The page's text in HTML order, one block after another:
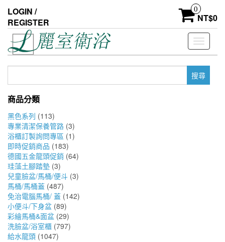
the
content
LOGIN /
REGISTER
0
NT$0
Toggle
鍵
商品分類
黑色系列 (113)
專業清潔保養管路 (3)
浴櫃訂製詢問專區 (1)
即時促銷商品 (183)
德國五金龍頭促銷 (64)
珪藻土腳踏墊 (3)
兒童臉盆/馬桶/便斗 (3)
馬桶/馬桶蓋 (487)
免治電腦馬桶/ 蓋 (142)
小便斗/下身盆 (89)
彩繪馬桶&面盆 (29)
洗臉盆/浴室櫃 (797)
給水龍頭 (1047)